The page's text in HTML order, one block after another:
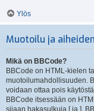
Ylös
Muotoilu ja
Mikä on BBCode?
BBCode on HTML-kielen
muotoilumahdollisuuden.
voidaan ottaa pois
BBCode itsessään on
sijaan hakasulkuja [ ja ].